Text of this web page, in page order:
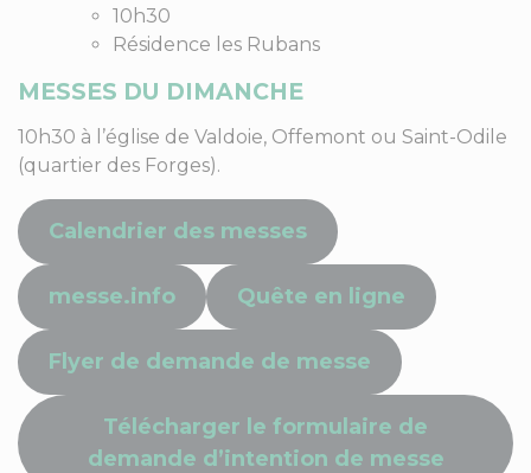
10h30
Résidence les Rubans
MESSES DU DIMANCHE
10h30 à l’église de Valdoie, Offemont ou Saint-Odile
(quartier des Forges).
Calendrier des messes
messe.info Quête en ligne
Flyer de demande de messe
Télécharger le formulaire de
demande d’intention de messe